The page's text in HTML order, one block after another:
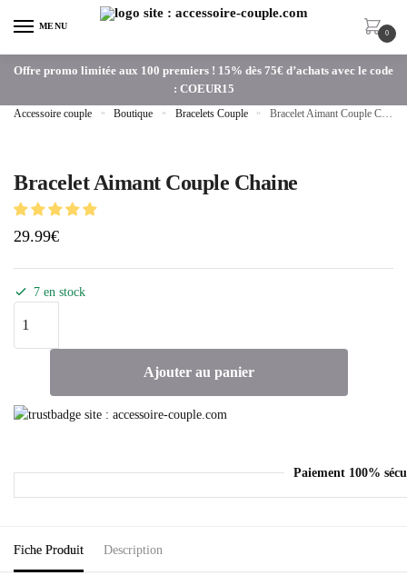
navigation
content
MENU
0
Offre promo limitée aux 100 premiers ! 15% dès 75€ d’achats avec le code
: COEUR15
Accessoire couple » Boutique » Bracelets Couple » Bracelet Aimant Couple Chaine
Bracelet Aimant Couple Chaine
29.99€
7 en stock
de
Bracelet
Couple
Chaine
Ajouter au panier
Paiement 100%
Fiche Produit Description